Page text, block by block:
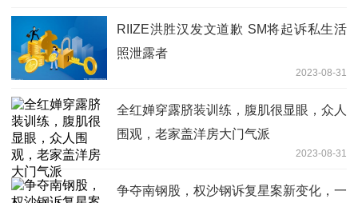
RIIZE洪胜汉发文道歉 SM将起诉私生活
照泄露者
2023-08-31
全红婵穿露脐装训练，腹肌很显眼，众人
围观，老家盖洋房大门气派
2023-08-31
争夺南钢股，权沙钢诉复星案新变化，一